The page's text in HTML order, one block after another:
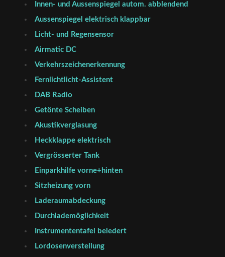
Innen- und Aussenspiegel autom. abblendend
Aussenspiegel elektrisch klappbar
Licht- und Regensensor
Airmatic DC
Verkehrszeichenerkennung
Fernlichtlicht-Assistent
DAB Radio
Getönte Scheiben
Akustikverglasung
Heckklappe elektrisch
Vergrösserter Tank
Einparkhilfe vorne+hinten
Sitzheizung vorn
Laderaumabdeckung
Durchlademöglichkeit
Instrumententafel beledert
Lordosenverstellung